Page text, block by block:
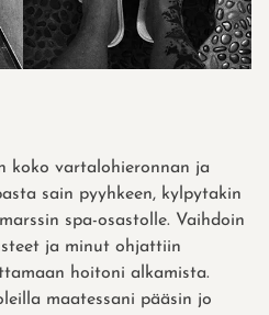
koko vartalohieronnan ja
sain pyyhkeen, kylpytakin
spa-osastolle. Vaihdoin
ja minut ohjattiin
hoitoni alkamista.
maatessani pääsin jo